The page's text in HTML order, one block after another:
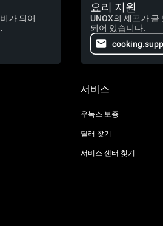
가 되어
요리 지원
UNOX의 셰프가 곧
되어 있습니다.
서비스
우녹스 보증
딜러 찾기
서비스 센터 찾기